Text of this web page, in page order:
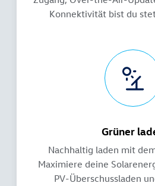
Konnektivität bist du
Grüner
Nachhaltig laden mit
Maximiere deine
PV-Überschussladen